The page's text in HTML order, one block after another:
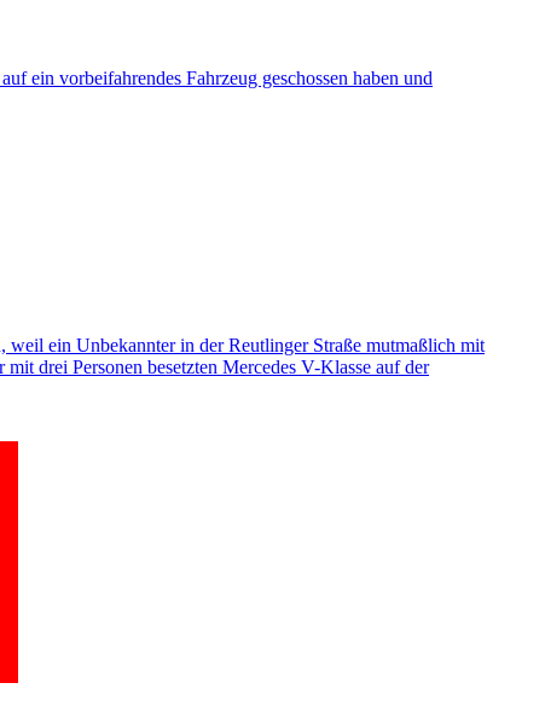
ein vorbeifahrendes Fahrzeug geschossen haben und
ein Unbekannter in der Reutlinger Straße mutmaßlich mit
drei Personen besetzten Mercedes V-Klasse auf der